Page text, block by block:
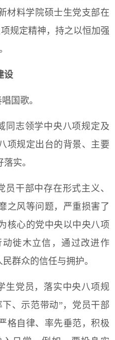
材料学院硕士生党支部在
规定精神，持之以恒加强
设
国歌。
同志领学中央八项规定及
项规定出台的背景、主要
实。
干部中存在形式主义、
之风等问题，严重损害了
核心的党中央以中央八项
徙木立信，通过改进作
群众的信任与拥护。
生党员，落实中央八项规
、示范带动”，党员干部
格自律、率先垂范，积极